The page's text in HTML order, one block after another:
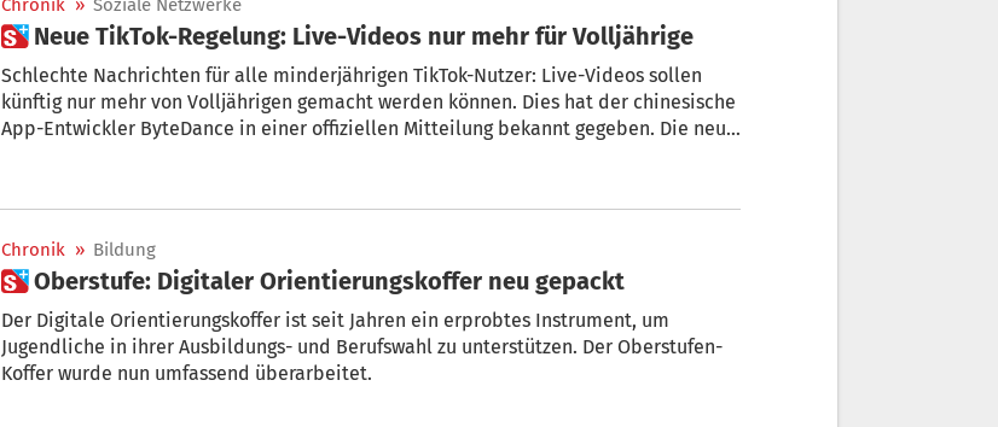
Chronik » Soziale Netzwerke
 Neue TikTok-Regelung: Live-Videos nur mehr für Volljährige
Schlechte Nachrichten für alle minderjährigen TikTok-Nutzer: Live-Videos sollen
künftig nur mehr von Volljährigen gemacht werden können. Dies hat der chinesische
App-Entwickler ByteDance in einer offiziellen Mitteilung bekannt gegeben. Die neue
Chronik » Bildung
 Oberstufe: Digitaler Orientierungskoffer neu gepackt
Der Digitale Orientierungskoffer ist seit Jahren ein erprobtes Instrument, um
Jugendliche in ihrer Ausbildungs- und Berufswahl zu unterstützen. Der Oberstufen-
Koffer wurde nun umfassend überarbeitet.